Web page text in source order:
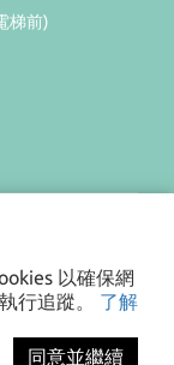
以確保網
行追蹤。 了解
同意並繼續
梯前)